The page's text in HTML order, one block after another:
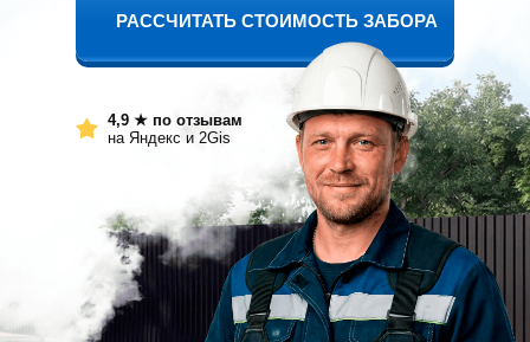
РАССЧИТАТЬ СТОИМОСТЬ ЗАБОРА
4,9 ★ по отзывам
на Яндекс и 2Gis